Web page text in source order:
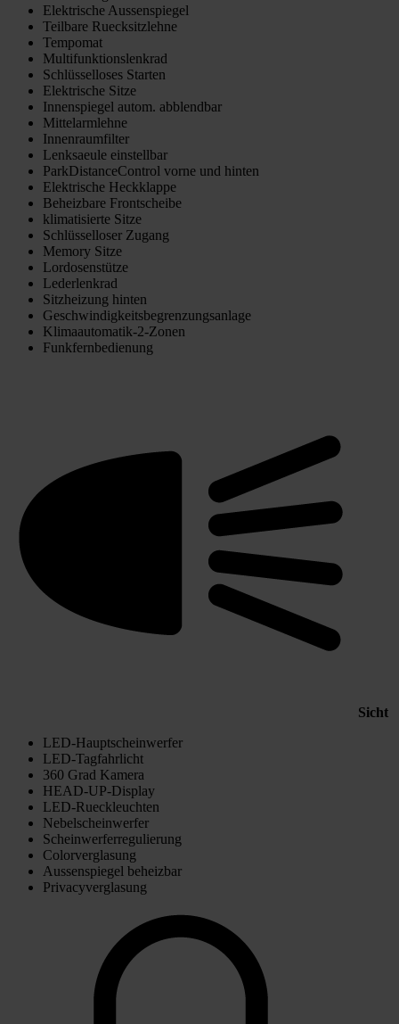
Elektrische Aussenspiegel
Teilbare Ruecksitzlehne
Tempomat
Multifunktionslenkrad
Schlüsselloses Starten
Elektrische Sitze
Innenspiegel autom. abblendbar
Mittelarmlehne
Innenraumfilter
Lenksaeule einstellbar
ParkDistanceControl vorne und hinten
Elektrische Heckklappe
Beheizbare Frontscheibe
klimatisierte Sitze
Schlüsselloser Zugang
Memory Sitze
Lordosenstütze
Lederlenkrad
Sitzheizung hinten
Geschwindigkeitsbegrenzungsanlage
Klimaautomatik-2-Zonen
Funkfernbedienung
Sicht
LED-Hauptscheinwerfer
LED-Tagfahrlicht
360 Grad Kamera
HEAD-UP-Display
LED-Rueckleuchten
Nebelscheinwerfer
Scheinwerferregulierung
Colorverglasung
Aussenspiegel beheizbar
Privacyverglasung